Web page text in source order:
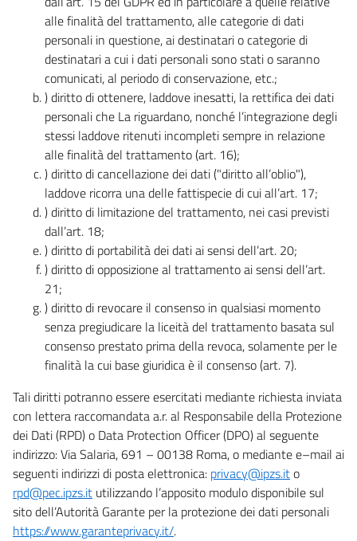
alle finalità del trattamento, alle categorie di dati
personali in questione, ai destinatari o categorie di
destinatari a cui i dati personali sono stati o saranno
comunicati, al periodo di conservazione, etc.;
) diritto di ottenere, laddove inesatti, la rettifica dei dati
personali che La riguardano, nonché l’integrazione degli
stessi laddove ritenuti incompleti sempre in relazione
alle finalità del trattamento (art. 16);
) diritto di cancellazione dei dati ("diritto all’oblio"),
laddove ricorra una delle fattispecie di cui all’art. 17;
) diritto di limitazione del trattamento, nei casi previsti
dall’art. 18;
) diritto di portabilità dei dati ai sensi dell’art. 20;
) diritto di opposizione al trattamento ai sensi dell’art.
21;
) diritto di revocare il consenso in qualsiasi momento
senza pregiudicare la liceità del trattamento basata sul
consenso prestato prima della revoca, solamente per le
finalità la cui base giuridica è il consenso (art. 7).
Tali diritti potranno essere esercitati mediante richiesta inviata
con lettera raccomandata a.r. al Responsabile della Protezione
dei Dati (RPD) o Data Protection Officer (DPO) al seguente
indirizzo: Via Salaria, 691 – 00138 Roma, o mediante e–mail ai
seguenti indirizzi di posta elettronica: privacy@ipzs.ito
rpd@pec.ipzs.it utilizzando l’apposito modulo disponibile sul
sito dell’Autorità Garante per la protezione dei dati personali
https://www.garanteprivacy.it/.